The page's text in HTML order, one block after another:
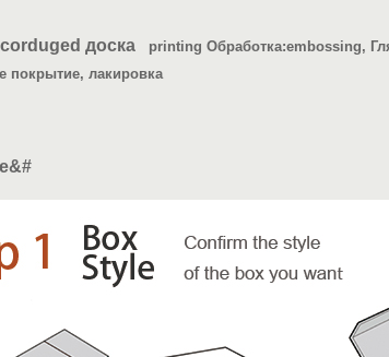
доска printing Обработка:embossing,
покрытие, лакировка
&#